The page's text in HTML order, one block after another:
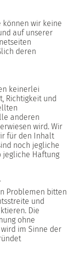
wir keine
auf unserer
deren
keinerlei
Richtigkeit und
anderen
wird. Wir
für den Inhalt
noch jegliche
jegliche Haftung
Problemen bitten
und
Die
ohne
im Sinne der